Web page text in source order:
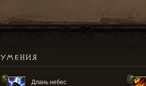
УМЕНИЯ
Длань небес